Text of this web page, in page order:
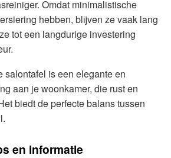
Omdat minimalistische
hebben, blijven ze vaak lang
tot een langdurige investering
salontafel is een elegante en
aan je woonkamer, die rust en
biedt de perfecte balans tussen
en informatie